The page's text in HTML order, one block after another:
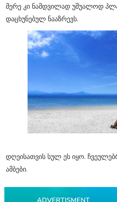
მერე კი ნამდვილად უშუალოდ
დაცხუნებულ ნააზრევს.
დღეისათვის სულ ეს იყო.
ამბები.